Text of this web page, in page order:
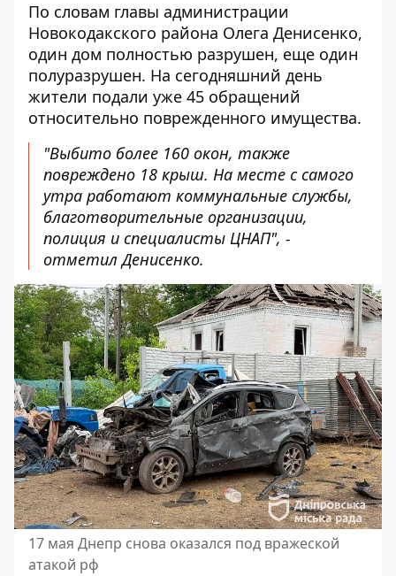
По словам главы администрации
Новокодакского района Олега Денисенко,
один дом полностью разрушен, еще один
полуразрушен. На сегодняшний день
жители подали уже 45 обращений
относительно поврежденного имущества.
"Выбито более 160 окон, также
повреждено 18 крыш. На месте с самого
утра работают коммунальные службы,
благотворительные организации,
полиция и специалисты ЦНАП", -
отметил Денисенко.
17 мая Днепр снова оказался под вражеской
атакой рф